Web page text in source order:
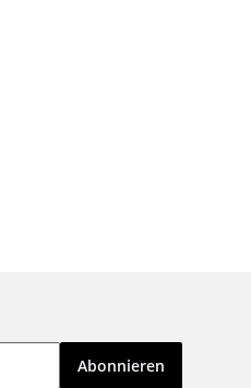
Abonnieren